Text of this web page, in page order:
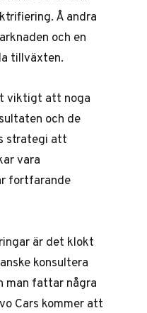
Å andra
och en
tillväxten.
viktigt att noga
och de
strategi att
vara
fortfarande
är det klokt
konsultera
man fattar några
Cars kommer att